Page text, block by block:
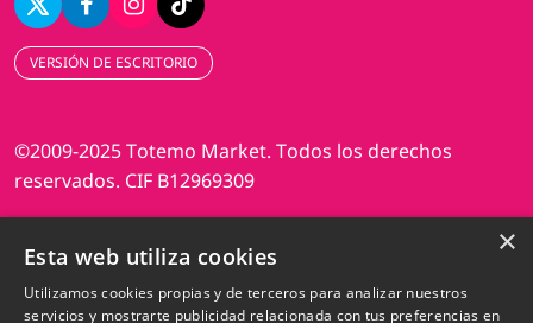
VERSIÓN DE ESCRITORIO
©2009-2025 Totemo Market. Todos los derechos
reservados. CIF B12969309
×
Esta web utiliza cookies
Utilizamos cookies propias y de terceros para analizar nuestros
servicios y mostrarte publicidad relacionada con tus preferencias en